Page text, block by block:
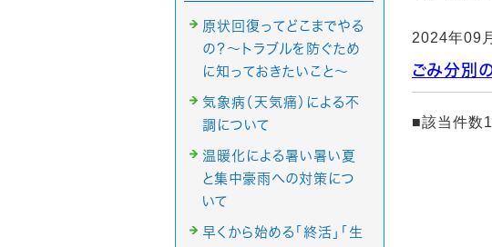
2024年09
ごみ分別
■該当件数
原状回復ってどこまでやる
の？～トラブルを防ぐため
に知っておきたいこと～
気象病（天気痛）による不
調について
温暖化による暑い暑い夏
と集中豪雨への対策につ
いて
早くから始める「終活」「生